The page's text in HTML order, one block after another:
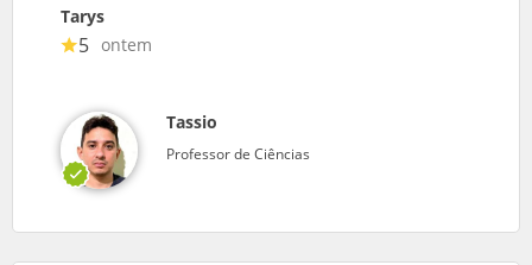
Tarys
5 ontem
Tassio
Professor de Ciências